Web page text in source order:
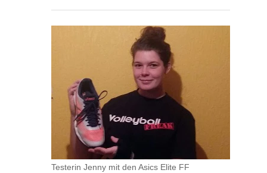
Testerin Jenny mit den Asics Elite FF